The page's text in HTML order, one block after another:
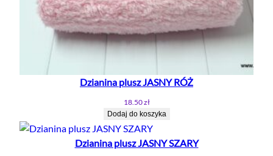
Dzianina plusz JASNY RÓŻ
18.50zł
Dodaj do koszyka
Dzianina plusz JASNY SZARY